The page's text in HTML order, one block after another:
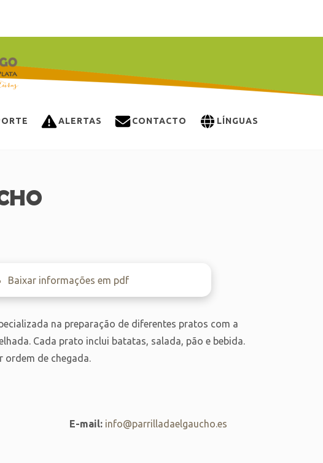
ALERTAS CONTACTO LÍNGUAS
Baixar informações em pdf
na preparação de diferentes pratos com a
Cada prato inclui batatas, salada, pão e bebida.
ordem de chegada.
E-mail: info@parrilladaelgaucho.es